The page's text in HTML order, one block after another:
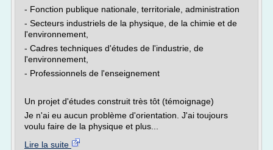
- Fonction publique nationale, territoriale, administration
- Secteurs industriels de la physique, de la chimie et de
l'environnement,
- Cadres techniques d'études de l'industrie, de
l'environnement,
- Professionnels de l'enseignement
Un projet d'études construit très tôt (témoignage)
Je n'ai eu aucun problème d'orientation. J'ai toujours
voulu faire de la physique et plus...
Lire la suite